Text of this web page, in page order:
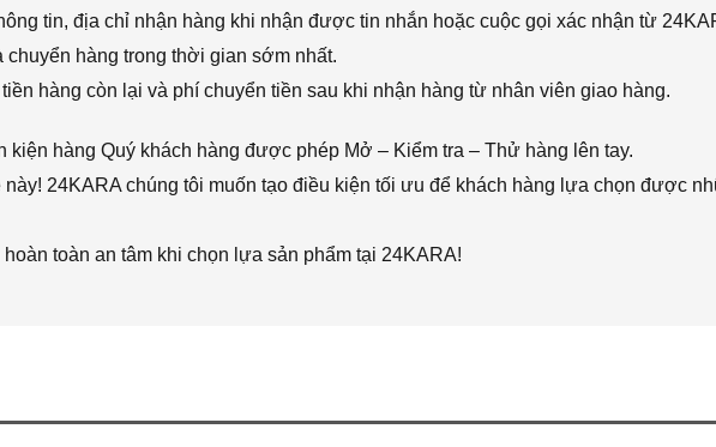
tin, địa chỉ nhận hàng khi nhận được tin nhắn hoặc cuộc gọi xác nhận từ
hàng trong thời gian sớm nhất.
hàng còn lại và phí chuyển tiền sau khi nhận hàng từ nhân viên giao hàng.
hàng Quý khách hàng được phép Mở – Kiểm tra – Thử hàng lên tay.
24KARA chúng tôi muốn tạo điều kiện tối ưu để khách hàng lựa chọn được
toàn an tâm khi chọn lựa sản phẩm tại 24KARA!